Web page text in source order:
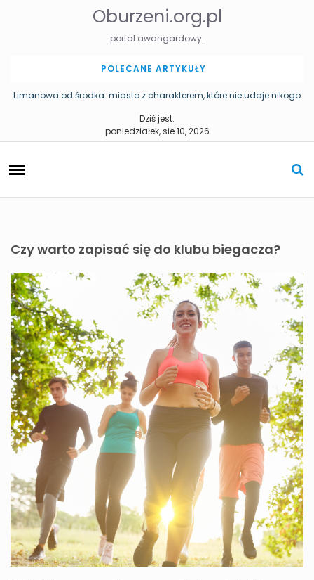
t
Oburzeni.org.pl
portal awangardowy.
POLECANE ARTYKUŁY
Limanowa od środka: miasto z charakterem, które nie udaje nikogo
Pomniki w Katowicach – historia miasta zapisana w przestrzeni
Dziś jest:
poniedziałek, sie 10, 2026
Czy warto zapisać się do klubu biegacza?